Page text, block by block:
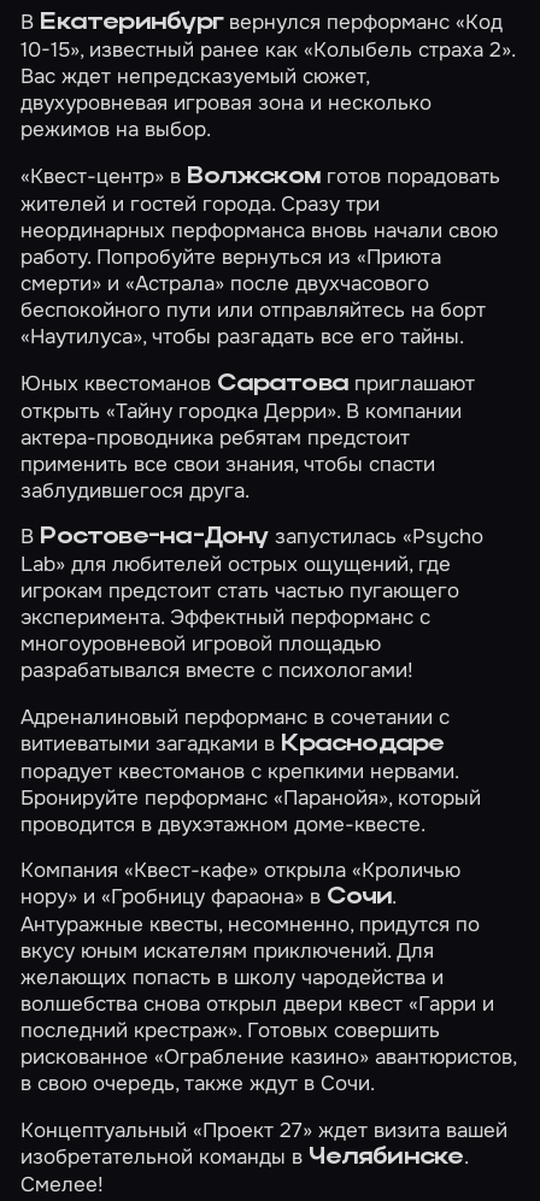
В Екатеринбургвернулся перформанс «Код
10-15», известный ранее как «Колыбель страха 2».
Вас ждет непредсказуемый сюжет,
двухуровневая игровая зона и несколько
режимов на выбор.
«Квест-центр» в Волжском готов порадовать
жителей и гостей города. Сразу три
неординарных перформанса вновь начали свою
работу. Попробуйте вернуться из«Приюта
смерти» и«Астрала» после двухчасового
беспокойного пути или отправляйтесь на борт
«Наутилуса», чтобы разгадать все его тайны.
Юных квестоманов Саратова приглашают
открыть«Тайну городка Дерри». В компании
актера-проводника ребятам предстоит
применить все свои знания, чтобы спасти
заблудившегося друга.
В Ростове-на-Донузапустилась «Psycho
Lab» для любителей острых ощущений, где
игрокам предстоит стать частью пугающего
эксперимента. Эффектный перформанс с
многоуровневой игровой площадью
разрабатывался вместе с психологами!
Адреналиновый перформанс в сочетании с
витиеватыми загадками в Краснодаре
порадует квестоманов с крепкими нервами.
Бронируйте перформанс«Паранойя», который
проводится в двухэтажном доме-квесте.
Компания «Квест-кафе» открыла«Кроличью
нору» и«Гробницу фараона» в Сочи.
Антуражные квесты, несомненно, придутся по
вкусу юным искателям приключений. Для
желающих попасть в школу чародейства и
волшебства снова открыл двери квест«Гарри и
последний крестраж». Готовых совершить
рискованное«Ограбление казино» авантюристов,
в свою очередь, также ждут в Сочи.
Концептуальный«Проект 27» ждет визита вашей
изобретательной команды в Челябинске.
Смелее!